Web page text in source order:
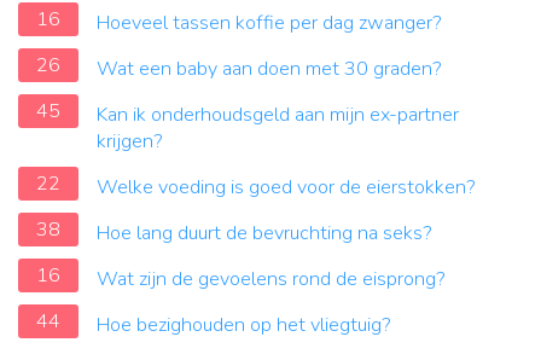
16
Hoeveel tassen koffie per dag zwanger?
26
Wat een baby aan doen met 30 graden?
45
Kan ik onderhoudsgeld aan mijn ex-partner
krijgen?
22
Welke voeding is goed voor de eierstokken?
38
Hoe lang duurt de bevruchting na seks?
16
Wat zijn de gevoelens rond de eisprong?
44
Hoe bezighouden op het vliegtuig?